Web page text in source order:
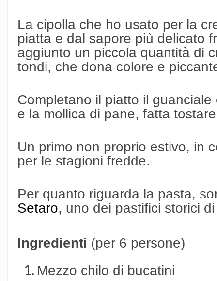
La cipolla che ho usato per la
piatta e dal sapore più delicato
aggiunto un piccola quantità di
tondi, che dona colore e
Completano il piatto il
e la mollica di pane, fatta
Un primo non proprio estivo, in
per le stagioni fredde.
Per quanto riguarda la pasta,
Setaro, uno dei pastifici storici
Ingredienti (per 6 persone)
Mezzo chilo di bucatini